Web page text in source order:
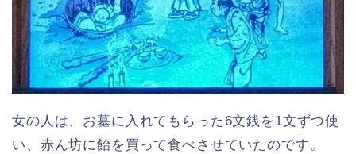
女の人は、お墓に入れてもらった6文銭を1文ずつ使
い、赤ん坊に飴を買って食べさせていたのです。